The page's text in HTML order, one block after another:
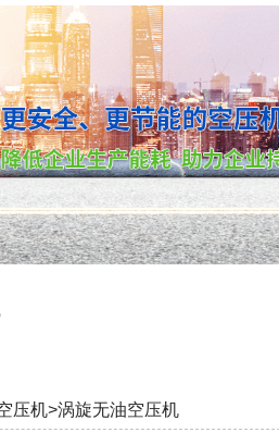
压机>涡旋无油空压机